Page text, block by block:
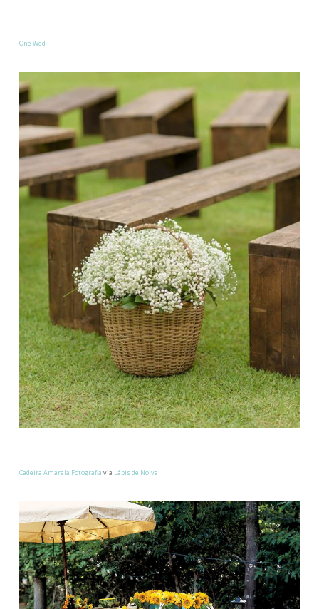
One Wed
Cadeira Amarela Fotografia via Lápis de Noiva